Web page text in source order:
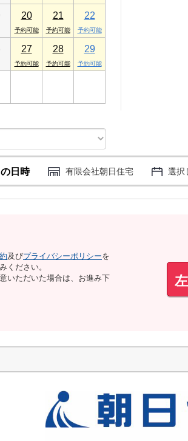
20 21 22
27 28 29
日時 有限会社朝日住宅 選択
及びプライバシーポリシーを
ください。
いただいた場合は、お進み下